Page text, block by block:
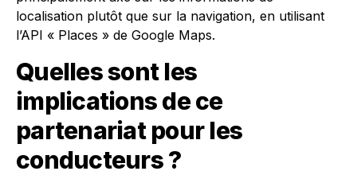
localisation plutôt que sur la navigation, en utilisant
l’API « Places » de Google Maps.
Quelles sont les
implications de ce
partenariat pour les
conducteurs ?